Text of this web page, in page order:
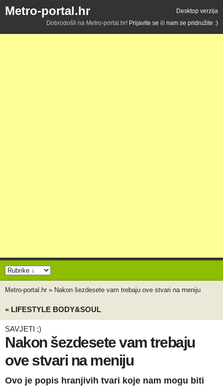
Metro-portal.hr
Desktop verzija
Dobrodošli na Metro-portal.hr! Prijavite se ili nam se pridružite :)
Metro-portal.hr » Nakon šezdesete vam trebaju ove stvari na meniju
« LIFESTYLE BODY&SOUL
SAVJETI ;)
Nakon šezdesete vam trebaju
ove stvari na meniju
Ovo je popis hranjivih tvari koje nam mogu biti